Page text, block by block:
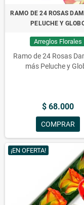
RAMO DE 24 ROSAS
PELUCHE Y
Arreglos Florales
Ramo de 24 Rosas
más Peluche y
$ 68.000
COMPRAR
¡EN OFERTA!